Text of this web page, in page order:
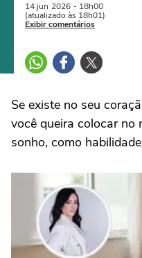
14 jun 2026 - 18h00
(atualizado às 18h01)
Exibir comentários
Se existe no seu
você queira colocar no
sonho, como